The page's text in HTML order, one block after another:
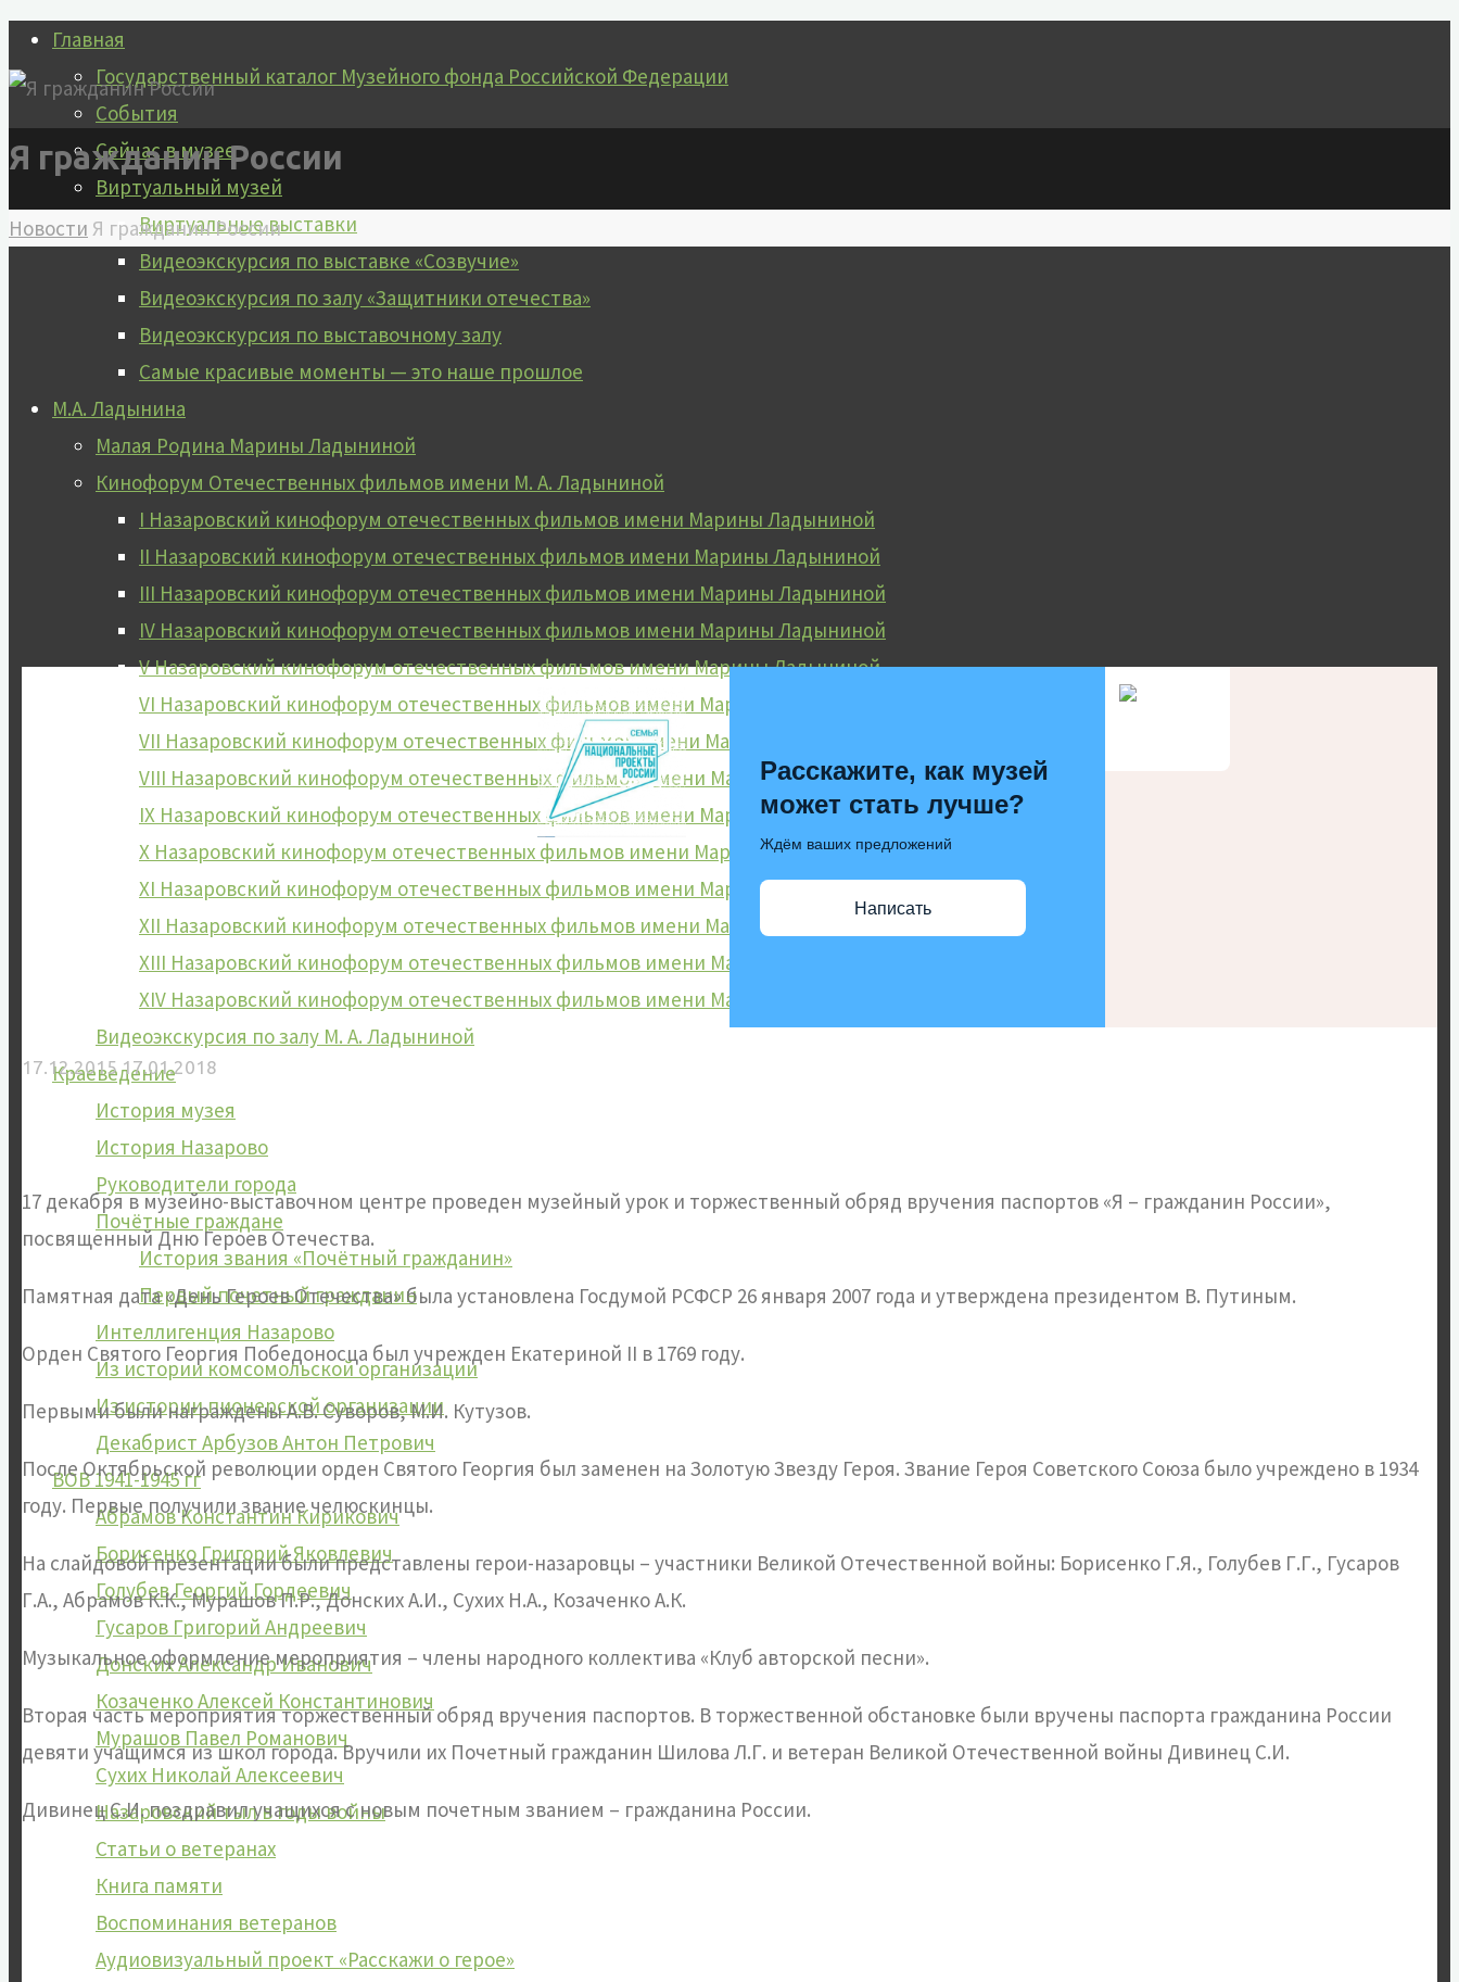
Перейти
к
содержимому
Главная
Государственный каталог Музейного фонда Российской Федерации
События
Сейчас в музее
Виртуальный музей
Виртуальные выставки
Видеоэкскурсия по выставке «Созвучие»
Видеоэкскурсия по залу «Защитники отечества»
Видеоэкскурсия по выставочному залу
Самые красивые моменты — это наше прошлое
М.А. Ладынина
Малая Родина Марины Ладыниной
Кинофорум Отечественных фильмов имени М. А. Ладыниной
I Назаровский кинофорум отечественных фильмов имени Марины Ладыниной
II Назаровский кинофорум отечественных фильмов имени Марины Ладыниной
III Назаровский кинофорум отечественных фильмов имени Марины Ладыниной
IV Назаровский кинофорум отечественных фильмов имени Марины Ладыниной
V Назаровский кинофорум отечественных фильмов имени Марины Ладыниной
VI Назаровский кинофорум отечественных фильмов имени Марины Ладыниной
VII Назаровский кинофорум отечественных фильмов имени Марины Ладыниной
VIII Назаровский кинофорум отечественных фильмов имени Марины Ладыниной
IX Назаровский кинофорум отечественных фильмов имени Марины Ладыниной
X Назаровский кинофорум отечественных фильмов имени Марины Ладыниной
XI Назаровский кинофорум отечественных фильмов имени Марины Ладыниной
XII Назаровский кинофорум отечественных фильмов имени Марины Ладыниной
XIII Назаровский кинофорум отечественных фильмов имени Марины Ладыниной
XIV Назаровский кинофорум отечественных фильмов имени Марины Ладыниной
Видеоэкскурсия по залу М. А. Ладыниной
Краеведение
История музея
История Назарово
Руководители города
Почётные граждане
История звания «Почётный гражданин»
Первый почетный гражданин
Интеллигенция Назарово
Из истории комсомольской организации
Из истории пионерской организации
Декабрист Арбузов Антон Петрович
ВОВ 1941-1945 гг
Абрамов Константин Кирикович
Борисенко Григорий Яковлевич
Голубев Георгий Гордеевич
Гусаров Григорий Андреевич
Донских Александр Иванович
Козаченко Алексей Константинович
Мурашов Павел Романович
Сухих Николай Алексеевич
Назаровский тыл в годы войны
Статьи о ветеранах
Книга памяти
Воспоминания ветеранов
Аудиовизуальный проект «Расскажи о герое»
Я гражданин России
Главная
Новости Я гражданин России
Расскажите, как музей
может стать лучше?
Ждём ваших предложений
Написать
17.12.2015 17.01.2018
17 декабря в музейно-выставочном центре проведен музейный урок и торжественный обряд вручения паспортов «Я – гражданин России»,
посвященный Дню Героев Отечества.
Памятная дата «День Героев Отечества» была установлена Госдумой РСФСР 26 января 2007 года и утверждена президентом В. Путиным.
Орден Святого Георгия Победоносца был учрежден Екатериной II в 1769 году.
Первыми были награждены А.В. Суворов, М.И. Кутузов.
После Октябрьской революции орден Святого Георгия был заменен на Золотую Звезду Героя. Звание Героя Советского Союза было учреждено в 1934
году. Первые получили звание челюскинцы.
На слайдовой презентации были представлены герои-назаровцы – участники Великой Отечественной войны: Борисенко Г.Я., Голубев Г.Г., Гусаров
Г.А., Абрамов К.К., Мурашов П.Р., Донских А.И., Сухих Н.А., Козаченко А.К.
Музыкальное оформление мероприятия – члены народного коллектива «Клуб авторской песни».
Вторая часть мероприятия торжественный обряд вручения паспортов. В торжественной обстановке были вручены паспорта гражданина России
девяти учащимся из школ города. Вручили их Почетный гражданин Шилова Л.Г. и ветеран Великой Отечественной войны Дивинец С.И.
Дивинец С.И. поздравил учащихся с новым почетным званием – гражданина России.